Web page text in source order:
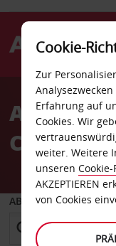
Avis
ABHOLEN VON
Cookie-
Zur
Erfahrung auf
Cookies. Wir
weiter. Weitere
unseren
AKZEPTIEREN
von Cookies